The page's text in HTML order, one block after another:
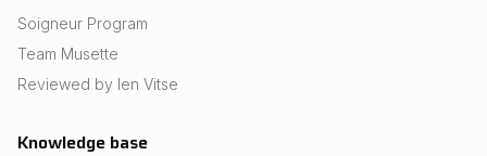
Soigneur Program
Team Musette
Reviewed by Ien Vitse
Knowledge base